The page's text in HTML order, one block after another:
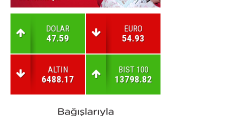
DOLAR
47.59
EURO
54.93
ALTIN
6488.17
BIST 100
13798.82